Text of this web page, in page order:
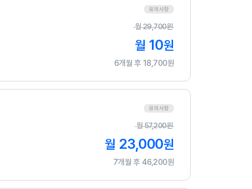
유의사항
월29,700원
월 10원
6개월 후 18,700원
유의사항
월57,200원
월 23,000원
7개월 후 46,200원